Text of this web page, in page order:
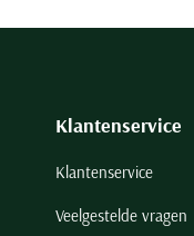
Klantenservice
Klantenservice
Veelgestelde vragen